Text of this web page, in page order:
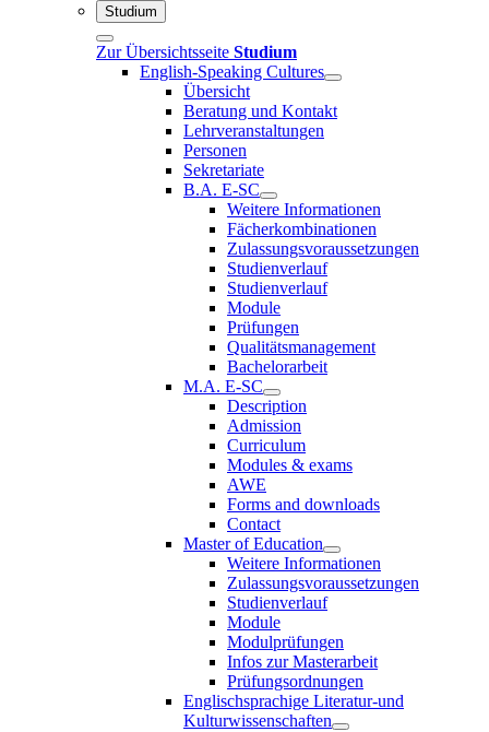
Studium
Zur Übersichtsseite Studium
English-Speaking Cultures
Übersicht
Beratung und Kontakt
Lehrveranstaltungen
Personen
Sekretariate
B.A. E-SC
Weitere Informationen
Fächerkombinationen
Zulassungsvoraussetzungen
Studienverlauf
Studienverlauf
Module
Prüfungen
Qualitätsmanagement
Bachelorarbeit
M.A. E-SC
Description
Admission
Curriculum
Modules & exams
AWE
Forms and downloads
Contact
Master of Education
Weitere Informationen
Zulassungsvoraussetzungen
Studienverlauf
Module
Modulprüfungen
Infos zur Masterarbeit
Prüfungsordnungen
Englischsprachige Literatur-und
Kulturwissenschaften